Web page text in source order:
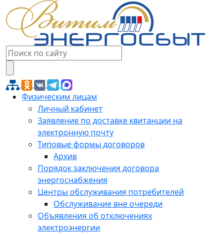
Физическим лицам
Личный кабинет
Заявление по доставке квитанции на
электронную почту
Типовые формы договоров
Архив
Порядок заключения договора
энергоснабжения
Центры обслуживания потребителей
Обслуживание вне очереди
Объявления об отключениях
электроэнергии